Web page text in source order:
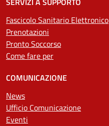
Fascicolo Sanitario Elettronico
Prenotazioni
Pronto Soccorso
Come fare per
COMUNICAZIONE
News
Ufficio Comunicazione
Eventi